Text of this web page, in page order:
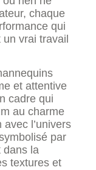
chaque
qui
vrai travail
et attentive
cadre qui
au charme
l’univers
par
dans la
textures et